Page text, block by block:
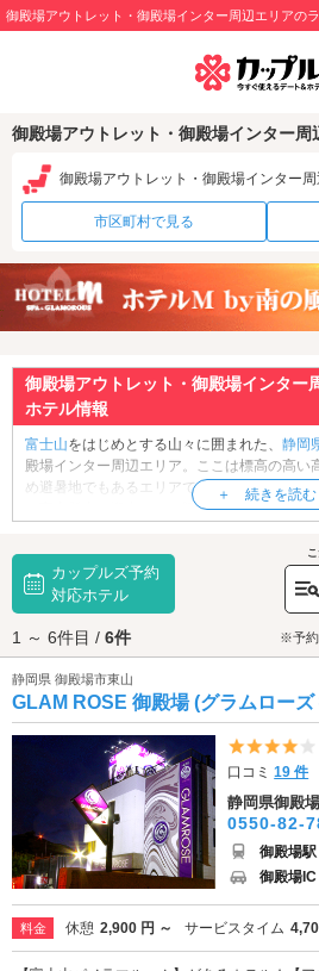
御殿場アウトレット・御殿場インター周辺エリアの
御殿場アウトレット・御殿場インター
御殿場アウトレット・御殿場インター
市区町村で見る
御殿場アウトレット・御殿場インター
ホテル情報
富士山をはじめとする山々に囲まれた、 静岡
殿場インター周辺エリア。ここは標高の高い
め避暑地でもあるエリアです。富士山麓に位
は富士登山の拠点として賑わいます。定番の
好立地のため、富士山など周辺の観光ついで
ールです。その規模は国内最大級！なんと約
ショッピングはもちろん、「御殿場カリー」
か、日帰り温泉も併設されており、様々な楽
た、施設内からは富士山が眺められるとい
トがあるので、探してみてくださいね♪その
という複合リゾート施設もカップルにぴった
ビール」の醸造所があり、レストランでは実
アクアリウムやセグウェイ体験などもでき、
飾られたロマンティックな空間を歩くことが
ンにぜひ訪れてほしい場所のひとつです。ム
は、ラブホテルでひと休みしませんか？御殿
ター周辺エリアのラブホテルは、「御殿場イ
に点在しています。富士山の見えるお部屋や
テルもありますのでさっそくチェックしてみ
カップルズ予約
対応ホテル
1 ～ 6件目 / 6件 ※予約
静岡県 御殿場市東山
GLAM ROSE 御殿場 (グラムローズ
口コミ19 件
静岡県御殿
0550-82-
御殿場
御殿場IC
料金 休憩 2,900 円 ～ サービスタイム